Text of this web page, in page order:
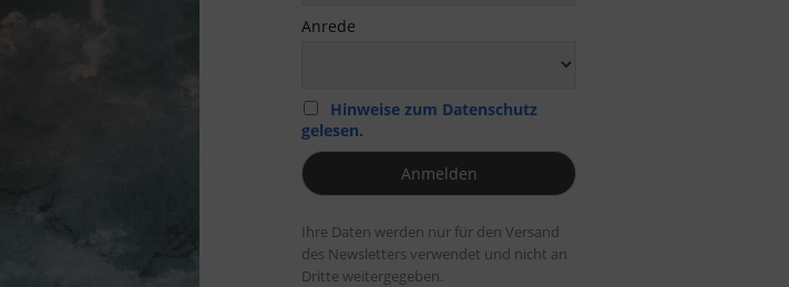
Anrede
Hinweise zum Datenschutz
gelesen.
Ihre Daten werden nur für den Versand
des Newsletters verwendet und nicht an
Dritte weitergegeben.